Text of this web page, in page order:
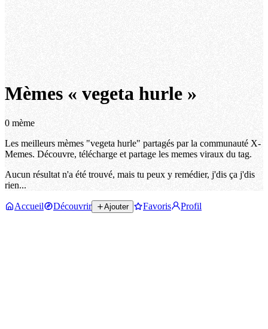
Mèmes « vegeta hurle »
0 mème
Les meilleurs mèmes "vegeta hurle" partagés par la communauté X-
Memes. Découvre, télécharge et partage les memes viraux du tag.
Aucun résultat n'a été trouvé, mais tu peux y remédier, j'dis ça j'dis
rien...
Accueil Découvrir Ajouter Favoris Profil